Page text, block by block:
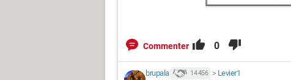
Commenter 0
brupala 14 456 > Levier1